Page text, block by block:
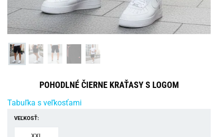
POHODLNÉ ČIERNE KRAŤASY S LOGOM
Tabuľka s veľkosťami
VEĽKOSŤ: